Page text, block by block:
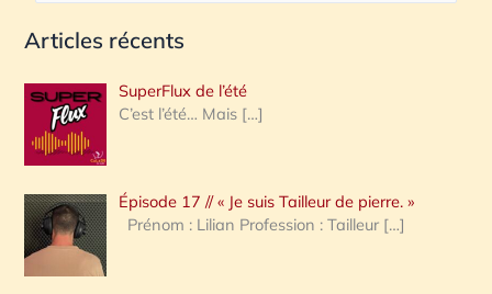
c
e
r
c
h
e
Articles récents
SuperFlux de l’été
C’est l’été… Mais […]
Épisode 17 // « Je suis Tailleur de pierre. »
Prénom : Lilian Profession : Tailleur […]